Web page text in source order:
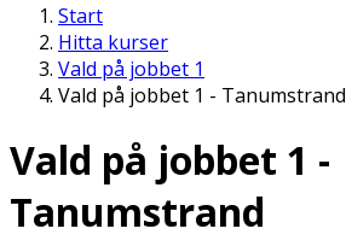
Start
Hitta kurser
Vald på jobbet 1
Vald på jobbet 1 - Tanumstrand
Vald på jobbet 1 -
Tanumstrand